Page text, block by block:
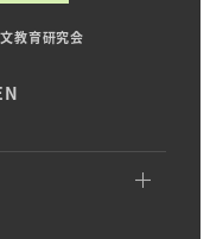
教育研究会